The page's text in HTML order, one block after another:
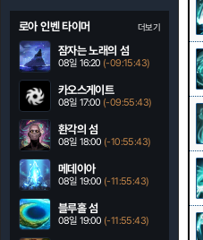
로아 인벤 타이머 더보기
잠자는 노래의 섬
08일 16:20 (-09:15:42)
카오스게이트
08일 17:00 (-09:55:42)
환각의 섬
08일 18:00 (-10:55:42)
메데이아
08일 19:00 (-11:55:42)
블루홀 섬
08일 19:00 (-11:55:42)